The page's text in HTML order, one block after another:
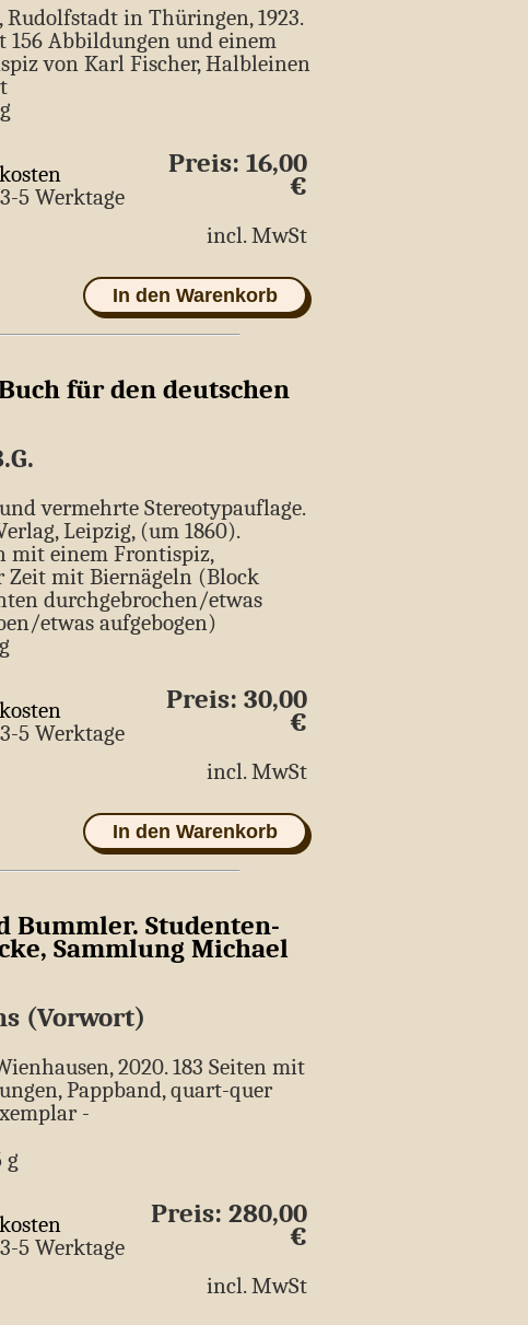
Rudolfstadt in Thüringen, 1923.
156 Abbildungen und einem
von Karl Fischer, Halbleinen
5 Werktage
Preis: 16,00
€
incl. MwSt
In den Warenkorb
für den deutschen
vermehrte Stereotypauflage.
Leipzig, (um 1860).
mit einem Frontispiz,
Zeit mit Biernägeln (Block
durchgebrochen/etwas
etwas aufgebogen)
5 Werktage
Preis: 30,00
€
incl. MwSt
In den Warenkorb
Bummler. Studenten-
Sammlung Michael
(Vorwort)
2020. 183 Seiten mit
Pappband, quart-quer
-
g
5 Werktage
Preis: 280,00
€
incl. MwSt